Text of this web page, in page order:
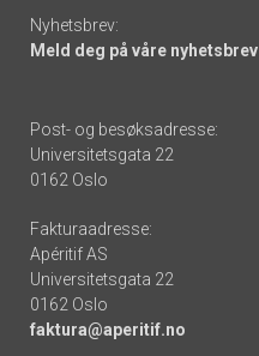
Nyhetsbrev:
Meld deg på våre nyhetsbrev
Post- og besøksadresse:
Universitetsgata 22
0162 Oslo
Fakturaadresse:
Apéritif AS
Universitetsgata 22
0162 Oslo
faktura@aperitif.no